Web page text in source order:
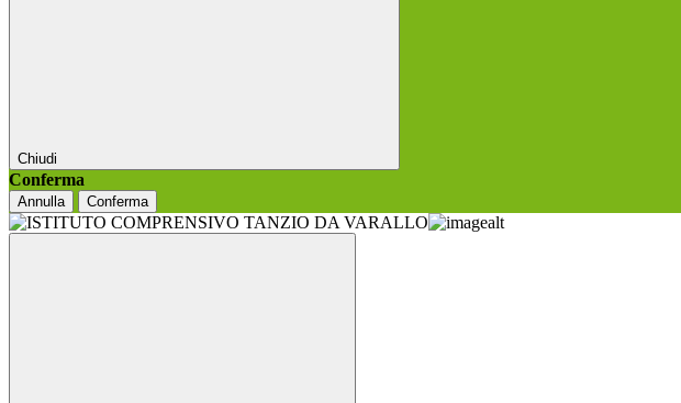
Chiudi
Conferma
Annulla Conferma